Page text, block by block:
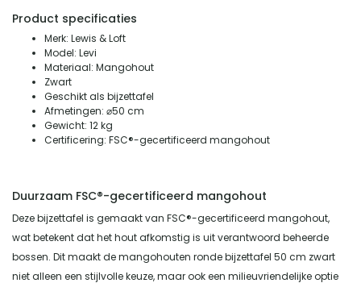
Product specificaties
Merk: Lewis & Loft
Model: Levi
Materiaal: Mangohout
Zwart
Geschikt als bijzettafel
Afmetingen: ⌀50 cm
Gewicht: 12 kg
Certificering: FSC®-gecertificeerd mangohout
Duurzaam FSC®-gecertificeerd mangohout
Deze bijzettafel is gemaakt van FSC®-gecertificeerd mangohout,
wat betekent dat het hout afkomstig is uit verantwoord beheerde
bossen. Dit maakt de mangohouten ronde bijzettafel 50 cm zwart
niet alleen een stijlvolle keuze, maar ook een milieuvriendelijke optie